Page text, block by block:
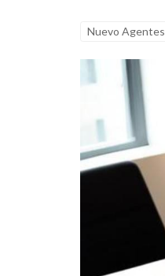
Nuevo Agentes